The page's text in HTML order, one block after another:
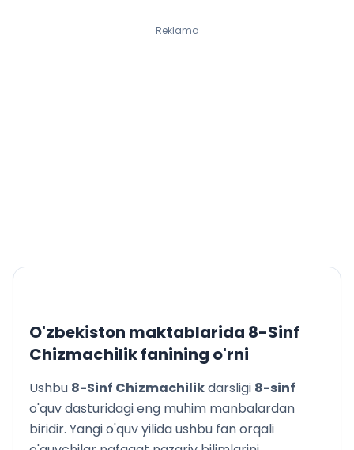
Reklama
O'zbekiston maktablarida 8-Sinf
Chizmachilikfanining o'rni
Ushbu 8-Sinf Chizmachilikdarsligi 8-sinf
o'quv dasturidagi eng muhim manbalardan
biridir. Yangi o'quv yilida ushbu fan orqali